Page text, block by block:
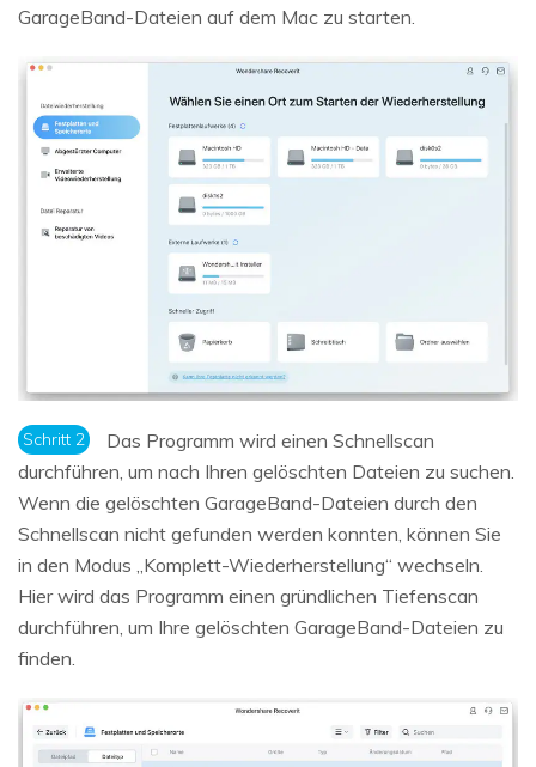
GarageBand-Dateien auf dem Mac zu starten.
Schritt 2
Das Programm wird einen Schnellscan
durchführen, um nach Ihren gelöschten Dateien zu suchen.
Wenn die gelöschten GarageBand-Dateien durch den
Schnellscan nicht gefunden werden konnten, können Sie
in den Modus „Komplett-Wiederherstellung“ wechseln.
Hier wird das Programm einen gründlichen Tiefenscan
durchführen, um Ihre gelöschten GarageBand-Dateien zu
finden.